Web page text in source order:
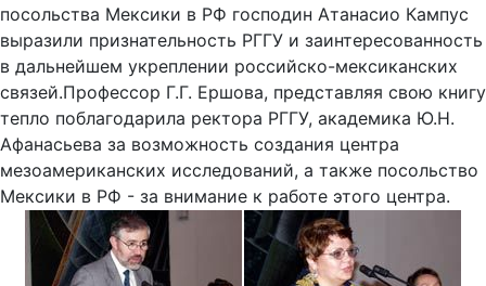
посольства Мексики в РФ господин Атанасио Кампус
выразили признательность РГГУ и заинтересованность
в дальнейшем укреплении российско-мексиканских
связей.Профессор Г.Г. Ершова, представляя свою книгу
тепло поблагодарила ректора РГГУ, академика Ю.Н.
Афанасьева за возможность создания центра
мезоамериканских исследований, а также посольство
Мексики в РФ - за внимание к работе этого центра.